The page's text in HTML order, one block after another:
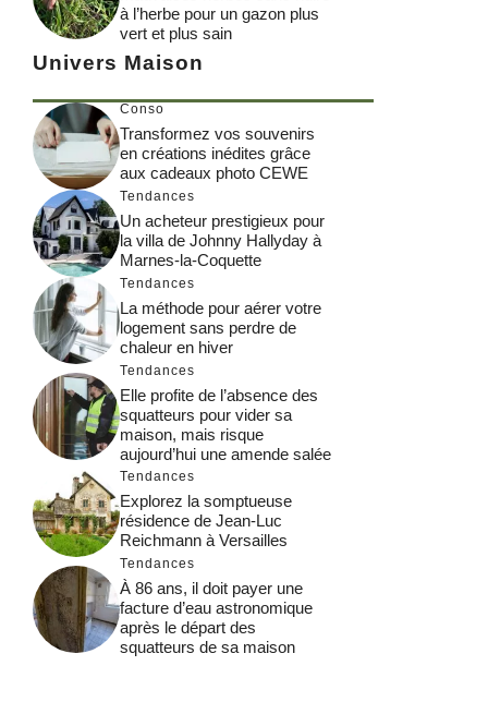
à l’herbe pour un gazon plus
vert et plus sain
Univers Maison
Conso
Transformez vos souvenirs
en créations inédites grâce
aux cadeaux photo CEWE
Tendances
Un acheteur prestigieux pour
la villa de Johnny Hallyday à
Marnes-la-Coquette
Tendances
La méthode pour aérer votre
logement sans perdre de
chaleur en hiver
Tendances
Elle profite de l’absence des
squatteurs pour vider sa
maison, mais risque
aujourd’hui une amende salée
Tendances
Explorez la somptueuse
résidence de Jean-Luc
Reichmann à Versailles
Tendances
À 86 ans, il doit payer une
facture d’eau astronomique
après le départ des
squatteurs de sa maison